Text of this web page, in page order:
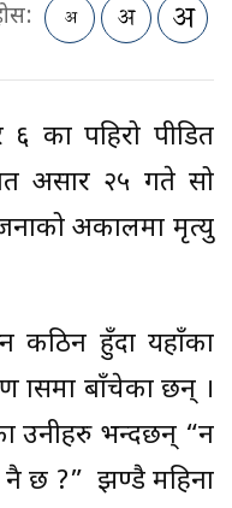
६ का पहिरो पीडित
असार २५ गते सो
अकालमा मृत्यु
बस्न कठिन हुँदा यहाँका
बाँचेका छन् ।
उनीहरु भन्दछन् “न
नै छ ?” झण्डै महिना